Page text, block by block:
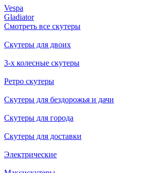
Vespa
Gladiator
Смотреть все скутеры
Скутеры для двоих
3-х колесные скутеры
Ретро скутеры
Скутеры для бездорожья и дачи
Скутеры для города
Скутеры для доставки
Электрические